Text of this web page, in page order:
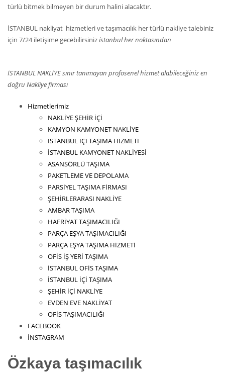
türlü bitmek bilmeyen bir durum halini alacaktır.
İSTANBUL nakliyat hizmetleri ve taşımacılık her türlü nakliye talebiniz
için 7/24 iletişime gecebilirsinizistanbul her noktasından
İSTANBUL NAKLİYE sınır tanımayan profosenel hizmet alabileceğiniz en
doğru Nakliye firması
Hizmetlerimiz
NAKLİYE ŞEHİR İÇİ
KAMYON KAMYONET NAKLİYE
İSTANBUL İÇİ TAŞIMA HİZMETİ
İSTANBUL KAMYONET NAKLİYESİ
ASANSÖRLÜ TAŞIMA
PAKETLEME VE DEPOLAMA
PARSİYEL TAŞIMA FİRMASI
ŞEHİRLERARASI NAKLİYE
AMBAR TAŞIMA
HAFRİYAT TAŞIMACILIĞI
PARÇA EŞYA TAŞIMACILIĞI
PARÇA EŞYA TAŞIMA HİZMETİ
OFİS İŞ YERİ TAŞIMA
İSTANBUL OFİS TAŞIMA
İSTANBUL İÇİ TAŞIMA
ŞEHİR İÇİ NAKLİYE
EVDEN EVE NAKLİYAT
OFİS TAŞIMACILIĞI
FACEBOOK
İNSTAGRAM
Özkaya taşımacılık